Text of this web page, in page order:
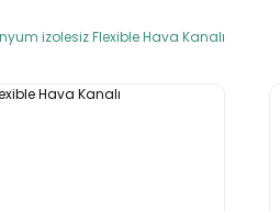
izolesiz Flexible Hava Kanalı